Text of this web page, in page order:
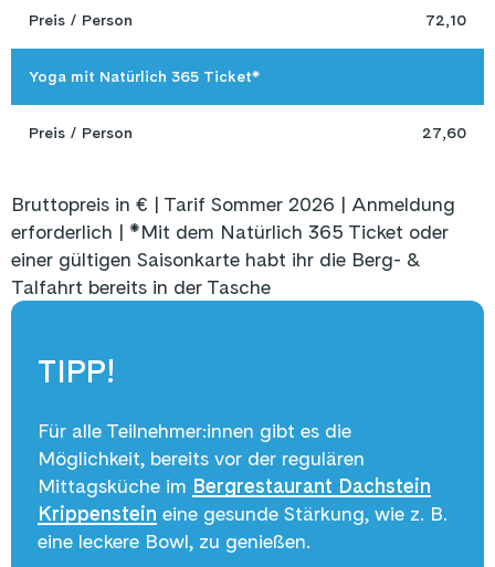
Preis / Person 72,10
Yoga mit Natürlich 365 Ticket*
Preis / Person 27,60
Bruttopreis in € | Tarif Sommer 2026 | Anmeldung
erforderlich | *Mit dem Natürlich 365 Ticket oder
einer gültigen Saisonkarte habt ihr die Berg- &
Talfahrt bereits in der Tasche
TIPP!
Für alle Teilnehmer:innen gibt es die
Möglichkeit, bereits vor der regulären
Mittagsküche im Bergrestaurant Dachstein
Krippenstein eine gesunde Stärkung, wie z. B.
eine leckere Bowl, zu genießen.